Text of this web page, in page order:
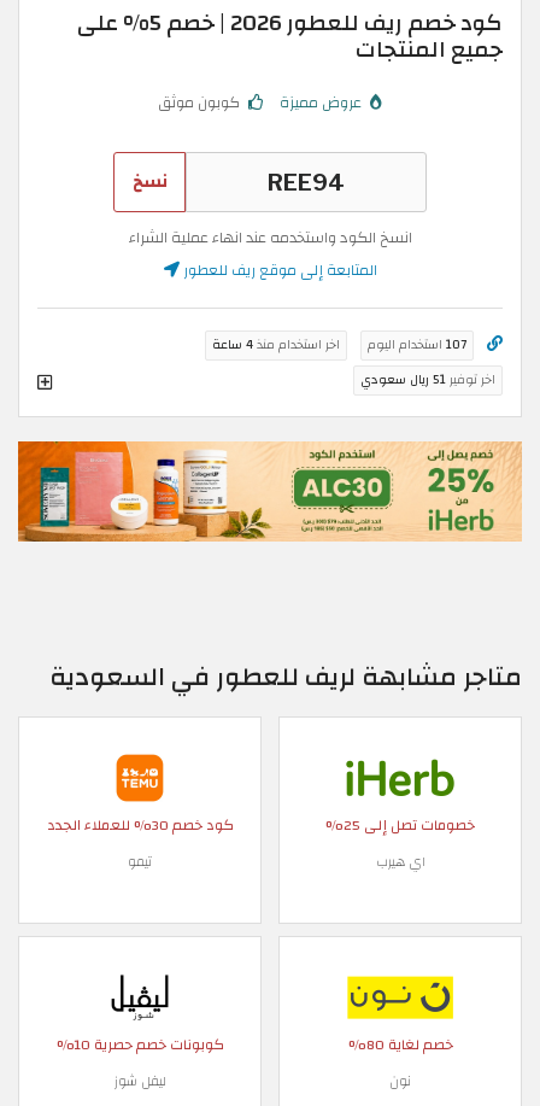
كود خصم ريف للعطور 2026 | خصم 5% على
جميع المنتجات
عروض مميزة كوبون موثق
نسخ
انسخ الكود واستخدمه عند انهاء عملية الشراء
المتابعة إلى موقع ريف للعطور
107 استخدام اليوم اخر استخدام منذ4 ساعة
اخر توفير51 ريال سعودي
متاجر مشابهة لريف للعطور في السعودية
خصومات تصل إلى 25%
اي هيرب
كود خصم 30% للعملاء الجدد
تيمو
خصم لغاية 80%
نون
كوبونات خصم حصرية 10%
ليفل شوز